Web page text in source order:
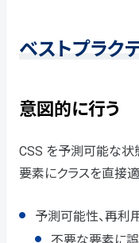
ベストプラク
意図的に行う
CSS を予測可能な状
要素にクラスを直接
予測可能性、再利